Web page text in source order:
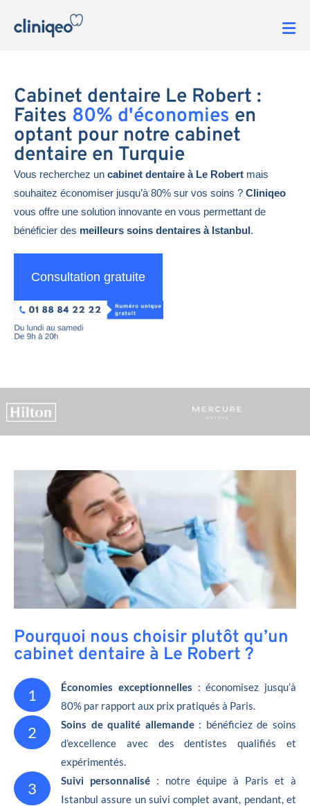
Cabinet dentaire Le Robert :
Faites 80% d'économies en
optant pour notre cabinet
dentaire en Turquie
Vous recherchez un cabinet dentaire à Le Robert mais
souhaitez économiser jusqu’à 80% sur vos soins ? Cliniqeo
vous offre une solution innovante en vous permettant de
bénéficier des meilleurs soins dentaires à Istanbul.
Consultation gratuite
Pourquoi nous choisir plutôt qu’un
cabinet dentaire à Le Robert ?
1 Économies exceptionnelles : économisez jusqu’à
80% par rapport aux prix pratiqués à Paris.
2 Soins de qualité allemande: bénéficiez de soins
d’excellence avec des dentistes qualifiés et
expérimentés.
3 Suivi personnalisé : notre équipe à Paris et à
Istanbul assure un suivi complet avant, pendant, et